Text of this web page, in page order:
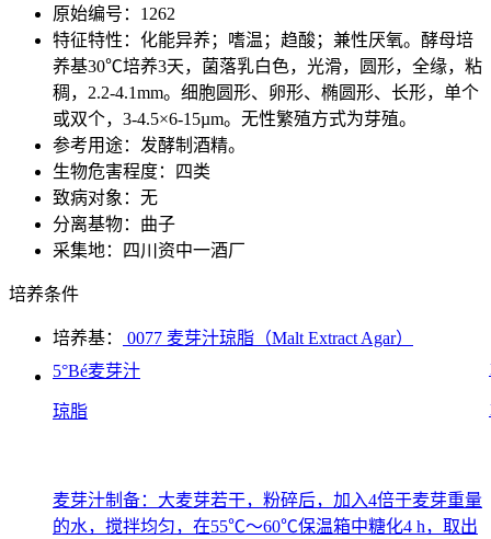
原始编号：1262
特征特性：化能异养；嗜温；趋酸；兼性厌氧。酵母培
养基30℃培养3天，菌落乳白色，光滑，圆形，全缘，粘
稠，2.2-4.1mm。细胞圆形、卵形、椭圆形、长形，单个
或双个，3-4.5×6-15µm。无性繁殖方式为芽殖。
参考用途：发酵制酒精。
生物危害程度：四类
致病对象：无
分离基物：曲子
采集地：四川资中一酒厂
培养条件
培养基：
0077 麦芽汁琼脂（Malt Extract Agar）
5°Bé麦芽汁
琼脂
麦芽汁制备：大麦芽若干，粉碎后，加入4倍于麦芽重量
的水，搅拌均匀，在55℃～60℃保温箱中糖化4 h，取出